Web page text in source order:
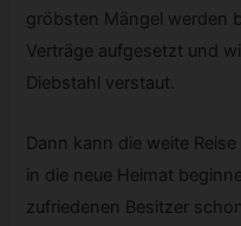
gröbsten Mängel werden
Verträge aufgesetzt und
Diebstahl verstaut.
Dann kann die weite Reise
in die neue Heimat
zufriedenen Besitzer